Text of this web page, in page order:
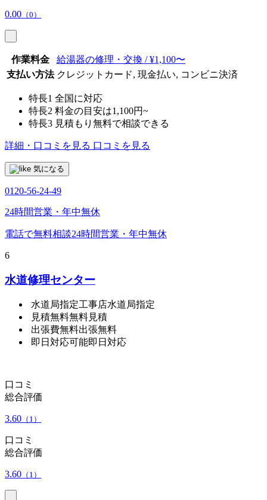
0.00 （0）
作業料金
給湯器の修理・交換 / ¥1,100〜
支払い方法 クレジットカード, 現金払い, コンビニ決済
特長1 全国に対応
特長2 料金の目安は1,100円~
特長3 見積もり無料で相談できる
詳細・口コミを見る 口コミを見る
気になる
0120-56-24-49
24時間営業・年中無休
電話で無料相談24時間営業・年中無休
6
水道修理センター
水道局指定工事店水道局指定
見積無料無料見積
出張費無料出張無料
即日対応可能即日対応
口コミ
総合評価
3.60 （1）
口コミ
総合評価
3.60 （1）